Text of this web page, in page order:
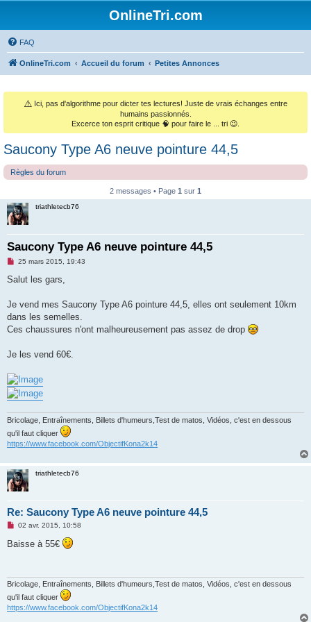
OnlineTri.com
FAQ
OnlineTri.com Accueil du forum Petites Annonces
⚠️ Ici, pas d'algorithme pour dicter tes lectures! Juste de vrais échanges entre
humains passionnés.
Excerce ton esprit critique 🧠 pour faire le ... tri 😉.
Saucony Type A6 neuve pointure 44,5
Règles du forum
2 messages • Page 1 sur 1
triathletecb76
Saucony Type A6 neuve pointure 44,5
M
s
g
n
o
u
25 mars 2015, 19:43
Salut les gars,
Je vend mes Saucony Type A6 pointure 44,5, elles ont seulement 10km
dans les semelles.
Ces chaussures n'ont malheureusement pas assez de drop
Je les vend 60€.
Bricolage, Entraînements, Billets d'humeurs,Test de matos, Vidéos, c'est en dessous
qu'il faut cliquer
https://www.facebook.com/ObjectifKona2k14
triathletecb76
Re: Saucony Type A6 neuve pointure 44,5
M
s
s
n
n
l
02 avr. 2015, 10:58
Baisse à 55€
Bricolage, Entraînements, Billets d'humeurs,Test de matos, Vidéos, c'est en dessous
qu'il faut cliquer
https://www.facebook.com/ObjectifKona2k14